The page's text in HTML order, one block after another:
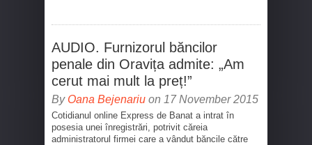
AUDIO. Furnizorul băncilor
penale din Oravița admite: „Am
cerut mai mult la preț!”
By Oana Bejenariu on 17 November 2015
Cotidianul online Express de Banat a intrat în
posesia unei înregistrări, potrivit căreia
administratorul firmei care a vândut băncile către